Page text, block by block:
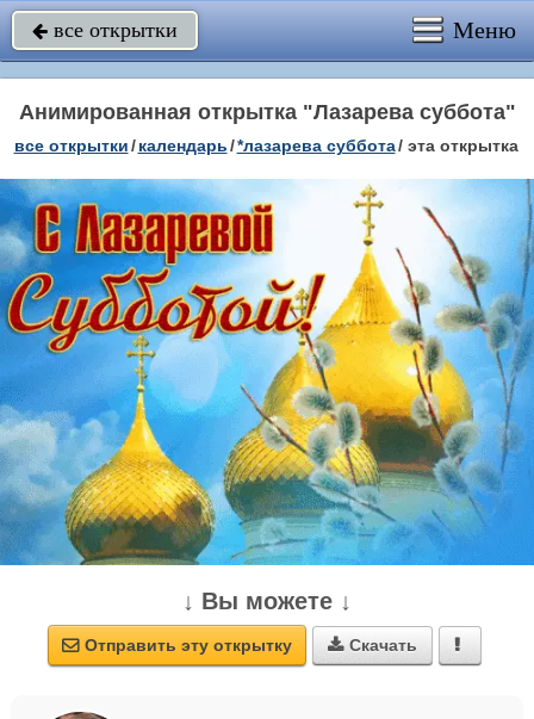
 все открытки Меню
Анимированная открытка "Лазарева суббота"
все открытки/ календарь/*лазарева суббота/ эта открытка
↓ Вы можете ↓
 Отправить эту открытку  Скачать 